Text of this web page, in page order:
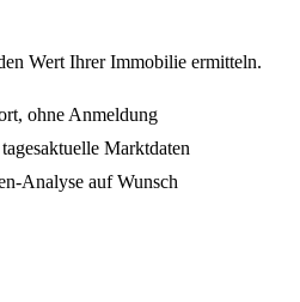
Wert Ihrer Immobilie ermitteln.
ohne Anmeldung
Marktdaten
Analyse auf Wunsch